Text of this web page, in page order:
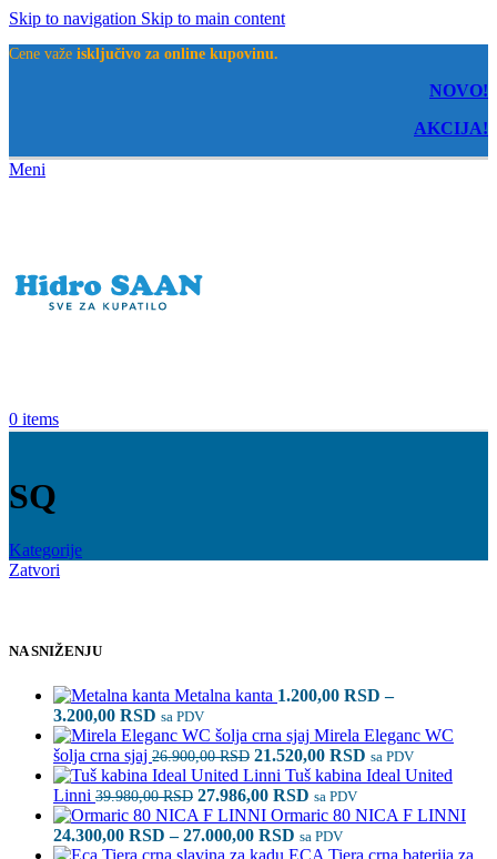
Skip to navigation Skip to main content
Cene važe isključivo za online kupovinu.
NOVO!
AKCIJA!
Meni
0 items
SQ
Kategorije
Zatvori
NA SNIŽENJU
Metalna kanta 1.200,00 RSD –
3.200,00 RSD Raspon
cena:
od
1.200,00 RSD
do
3.200,00 RSD
sa PDV
Mirela Eleganc WC
šolja crna sjaj 26.900,00RSD Originalna
cena
je
bila:
26.900,00 RSD.
21.520,00 RSD Trenutna
cena
21.520,00 RSD.
sa PDV
Tuš kabina Ideal United
Linni 39.980,00RSD Originalna
cena
je
bila:
27.986,00 RSD Trenutna
cena
je:
27.986,00 RSD.
sa PDV
Ormaric 80 NICA F LINNI
24.300,00 RSD – 27.000,00 RSD Raspon
cena:
sa PDV
ECA Tiera crna baterija za